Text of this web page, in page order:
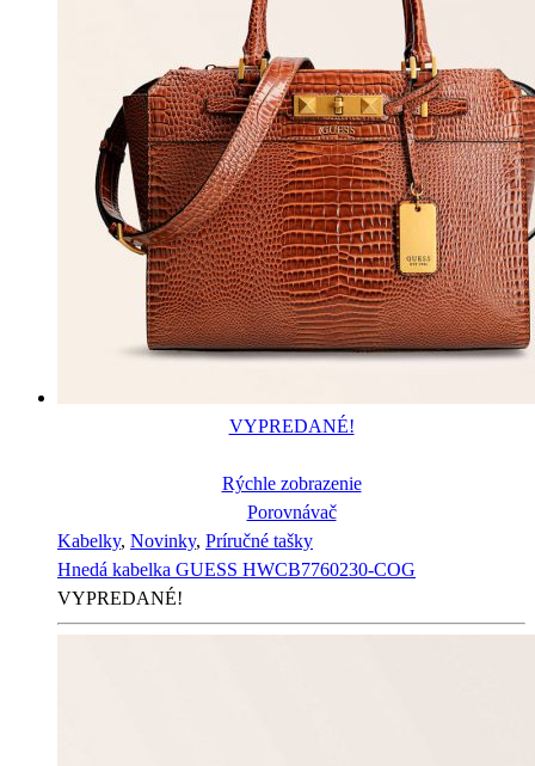
VYPREDANÉ!
Rýchle zobrazenie
Porovnávač
Kabelky, Novinky, Príručné tašky
Hnedá kabelka GUESS HWCB7760230-COG
VYPREDANÉ!